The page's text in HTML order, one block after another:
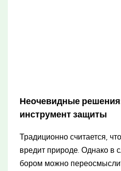
Неочевидные
инструмент защиты
Традиционно считается,
вредит природе. Однако в
бором можно